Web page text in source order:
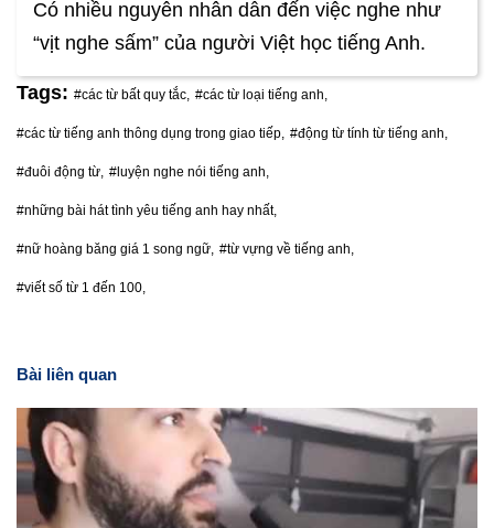
Có nhiều nguyên nhân dẫn đến việc nghe như
“vịt nghe sấm” của người Việt học tiếng Anh.
Tags: #các từ bất quy tắc, #các từ loại tiếng anh,
#các từ tiếng anh thông dụng trong giao tiếp, #động từ tính từ tiếng anh,
#đuôi động từ, #luyện nghe nói tiếng anh,
#những bài hát tình yêu tiếng anh hay nhất,
#nữ hoàng băng giá 1 song ngữ, #từ vựng về tiếng anh,
#viết số từ 1 đến 100,
Bài liên quan